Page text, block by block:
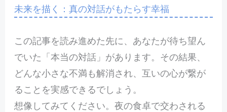
未来を描く：真の対話がもたらす幸福
この記事を読み進めた先に、あなたが待ち望ん
でいた「本当の対話」があります。その結果、
どんな小さな不満も解消され、互いの心が繋が
ることを実感できるでしょう。
想像してみてください。夜の食卓で交わされる